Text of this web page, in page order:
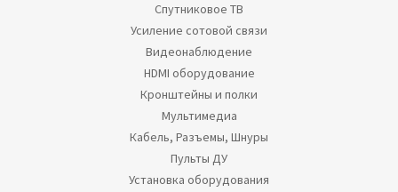
Спутниковое ТВ
Усиление сотовой связи
Видеонаблюдение
HDMI оборудование
Кронштейны и полки
Мультимедиа
Кабель, Разъемы, Шнуры
Пульты ДУ
Установка оборудования